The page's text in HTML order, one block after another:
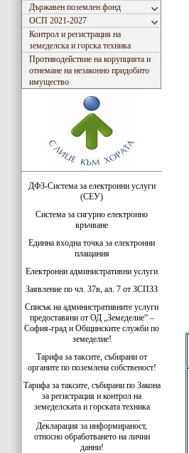
Държавен поземлен фонд
ОСП 2021-2027
Контрол и регистрация на
земеделска и горска техника
Противодействие на корупцията и
отнемане на незаконно придобито
имущество
ДФЗ-Система за електронни услуги
(СЕУ)
Система за сигурно електронно
връчване
Единна входна точка за електронни
плащания
Електронни административни услуги
Заявление по чл. 37в, ал. 7 от ЗСПЗЗ
Списък на административните услуги
предоставяни от ОД „Земеделие“ –
София-град и Общинските служби по
земеделие!
Тарифа за таксите, събирани от
органите по поземлена собственост!
Тарифа за таксите, събирани по Закона
за регистрация и контрол на
земеделската и горската техника
Декларация за информираност,
относно обработването на лични
данни!